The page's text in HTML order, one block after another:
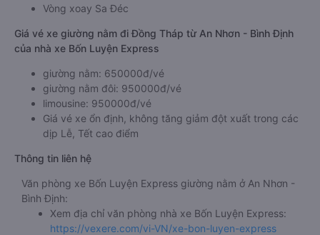
Vòng xoay Sa Đéc
Giá vé xe giường nằm đi Đồng Tháp từ An Nhơn - Bình Định
của nhà xe Bốn Luyện Express
giường nằm: 650000đ/vé
giường nằm đôi: 950000đ/vé
limousine: 950000đ/vé
Giá vé xe ổn định, không tăng giảm đột xuất trong các
dịp Lễ, Tết cao điểm
Thông tin liên hệ
Văn phòng xe Bốn Luyện Express giường nằm ở An Nhơn -
Bình Định:
Xem địa chỉ văn phòng nhà xe Bốn Luyện Express:
https://vexere.com/vi-VN/xe-bon-luyen-express